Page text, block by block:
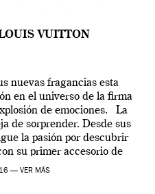
VUITTON
nuevas fragancias esta
en el universo de la firma
de emociones. La
de sorprender. Desde sus
la pasión por descubrir
su primer accesorio de
el […]
— VER MÁS